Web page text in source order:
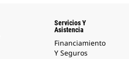
Servicios Y
Asistencia
Financiamiento
Y Seguros